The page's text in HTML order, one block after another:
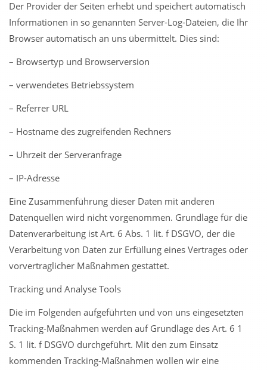
Der Provider der Seiten erhebt und speichert automatisch
Informationen in so genannten Server-Log-Dateien, die Ihr
Browser automatisch an uns übermittelt. Dies sind:
– Browsertyp und Browserversion
– verwendetes Betriebssystem
– Referrer URL
– Hostname des zugreifenden Rechners
– Uhrzeit der Serveranfrage
– IP-Adresse
Eine Zusammenführung dieser Daten mit anderen
Datenquellen wird nicht vorgenommen. Grundlage für die
Datenverarbeitung ist Art. 6 Abs. 1 lit. f DSGVO, der die
Verarbeitung von Daten zur Erfüllung eines Vertrages oder
vorvertraglicher Maßnahmen gestattet.
Tracking und Analyse Tools
Die im Folgenden aufgeführten und von uns eingesetzten
Tracking-Maßnahmen werden auf Grundlage des Art. 6 1
S. 1 lit. f DSGVO durchgeführt. Mit den zum Einsatz
kommenden Tracking-Maßnahmen wollen wir eine